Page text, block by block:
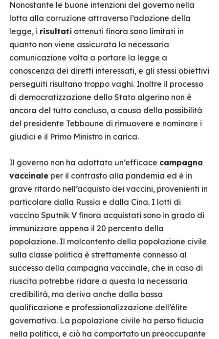
Nonostante le buone intenzioni del governo nella
lotta alla corruzione attraverso l’adozione della
legge, i risultati ottenuti finora sono limitati in
quanto non viene assicurata la necessaria
comunicazione volta a portare la legge a
conoscenza dei diretti interessati, e gli stessi obiettivi
perseguiti risultano troppo vaghi. Inoltre il processo
di democratizzazione dello Stato algerino non è
ancora del tutto concluso, a causa della possibilità
del presidente Tebboune di rimuovere e nominare i
giudici e il Primo Ministro in carica.
Il governo non ha adottato un’efficace campagna
vaccinale per il contrasto alla pandemia ed è in
grave ritardo nell’acquisto dei vaccini, provenienti in
particolare dalla Russia e dalla Cina. I lotti di
vaccino Sputnik V finora acquistati sono in grado di
immunizzare appena il 20 percento della
popolazione. Il malcontento della popolazione civile
sulla classe politica è strettamente connesso al
successo della campagna vaccinale, che in caso di
riuscita potrebbe ridare a questa la necessaria
credibilità, ma deriva anche dalla bassa
qualificazione e professionalizzazione dell’élite
governativa. La popolazione civile ha perso fiducia
nella politica, e ciò ha comportato un preoccupante